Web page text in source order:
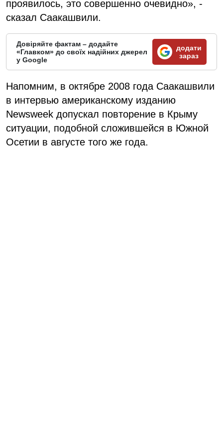
проявилось, это совершенно очевидно», -
сказал Саакашвили.
Довіряйте фактам – додайте
«Главком» до своїх надійних джерел
у Google
додати
зараз
Напомним, в октябре 2008 года Саакашвили
в интервью американскому изданию
Newsweek допускал повторение в Крыму
ситуации, подобной сложившейся в Южной
Осетии в августе того же года.